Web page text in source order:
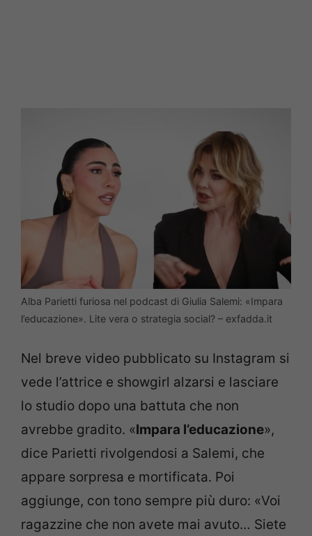
Alba Parietti furiosa nel podcast di Giulia Salemi: «Impara
l’educazione». Lite vera o strategia social? – exfadda.it
Nel breve video pubblicato su Instagram si
vede l’attrice e showgirl alzarsi e lasciare
lo studio dopo una battuta che non
avrebbe gradito. «Impara l’educazione»,
dice Parietti rivolgendosi a Salemi, che
appare sorpresa e mortificata. Poi
aggiunge, con tono sempre più duro: «Voi
ragazzine che non avete mai avuto… Siete